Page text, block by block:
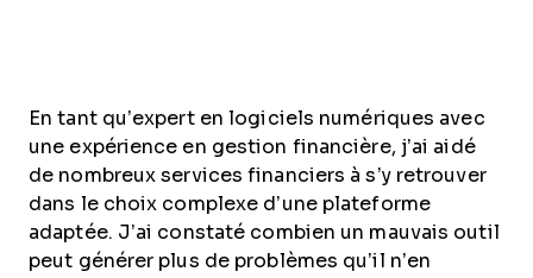
En tant qu’expert en logiciels numériques avec
une expérience en gestion financière, j’ai aidé
de nombreux services financiers à s’y retrouver
dans le choix complexe d’une plateforme
adaptée. J’ai constaté combien un mauvais outil
peut générer plus de problèmes qu’il n’en